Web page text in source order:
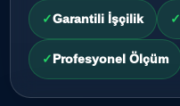
Garantili İşçilik
Profesyonel Ölçüm